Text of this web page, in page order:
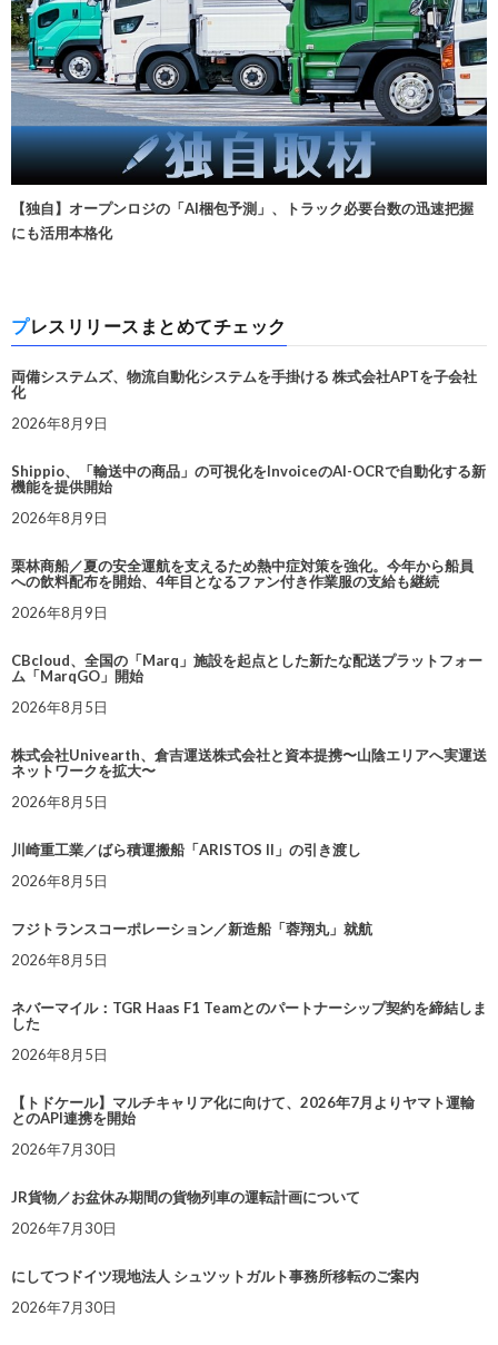
【独自】オープンロジの「AI梱包予測」、トラック必要台数の迅速把握
にも活用本格化
プレスリリースまとめてチェック
両備システムズ、物流自動化システムを手掛ける 株式会社APTを子会社
化
2026年8月9日
Shippio、「輸送中の商品」の可視化をInvoiceのAI-OCRで自動化する新
機能を提供開始
2026年8月9日
栗林商船／夏の安全運航を支えるため熱中症対策を強化。今年から船員
への飲料配布を開始、4年目となるファン付き作業服の支給も継続
2026年8月9日
CBcloud、全国の「Marq」施設を起点とした新たな配送プラットフォー
ム「MarqGO」開始
2026年8月5日
株式会社Univearth、倉吉運送株式会社と資本提携〜山陰エリアへ実運送
ネットワークを拡大〜
2026年8月5日
川崎重工業／ばら積運搬船「ARISTOS II」の引き渡し
2026年8月5日
フジトランスコーポレーション／新造船「蓉翔丸」就航
2026年8月5日
ネバーマイル：TGR Haas F1 Teamとのパートナーシップ契約を締結しま
した
2026年8月5日
【トドケール】マルチキャリア化に向けて、2026年7月よりヤマト運輸
とのAPI連携を開始
2026年7月30日
JR貨物／お盆休み期間の貨物列車の運転計画について
2026年7月30日
にしてつドイツ現地法人 シュツットガルト事務所移転のご案内
2026年7月30日